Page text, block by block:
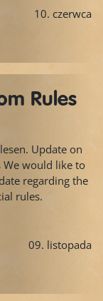
10. czerwca
Rules
Update on
would like to
regarding the
rules.
09. listopada